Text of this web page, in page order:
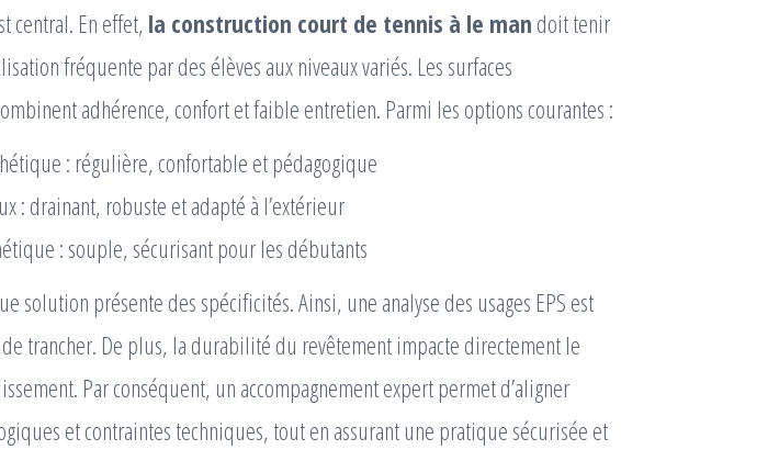
central. En effet, la construction court de tennis à le man doit tenir
fréquente par des élèves aux niveaux variés. Les surfaces
adhérence, confort et faible entretien. Parmi les options courantes :
: régulière, confortable et pédagogique
: drainant, robuste et adapté à l’extérieur
: souple, sécurisant pour les débutants
solution présente des spécificités. Ainsi, une analyse des usages EPS est
trancher. De plus, la durabilité du revêtement impacte directement le
Par conséquent, un accompagnement expert permet d’aligner
et contraintes techniques, tout en assurant une pratique sécurisée et